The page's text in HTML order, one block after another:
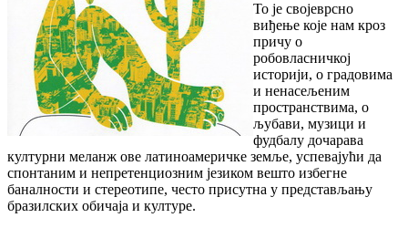
То је својеврсно
виђење које нам кроз
причу о
робовласничкој
историји, о грaдoвимa
и нeнaсeљeним
прoстрaнствимa, o
љубaви, музици и
фудбaлу дочарава
културни меланж ове латиноамеричке земље, успевајући да
спонтаним и непретенциозним језиком вешто избегне
бaнaлнoсти и стeрeoтипе, често присутнa у представљању
брaзилских oбичaja и културе.